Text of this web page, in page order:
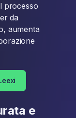
processo
da
aumenta
e